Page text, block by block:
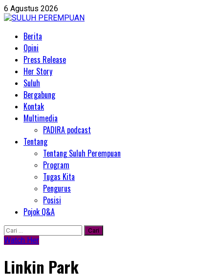
Skip
to
6 Agustus 2026
PrimaryBerita
Opini
Press Release
Her Story
Suluh
Bergabung
Kontak
Multimedia
PADIRA podcast
Tentang
Tentang Suluh Perempuan
Program
Tugas Kita
Pengurus
Posisi
Pojok Q&A
Cari
untuk:
Watch Her
Linkin Park